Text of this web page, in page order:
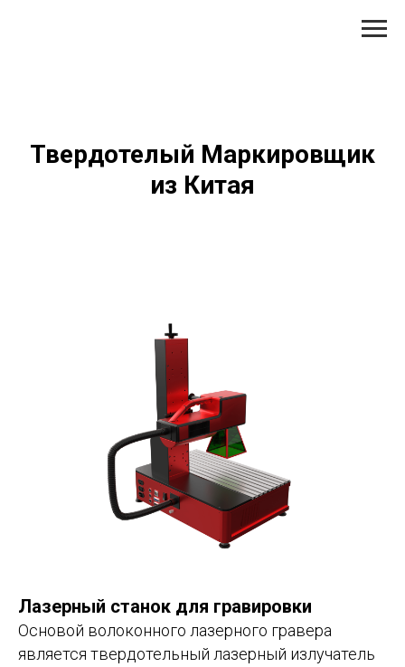
Твердотелый Маркировщик
из Китая
Лазерный станок для гравировки
Основой волоконного лазерного гравера
является твердотельный лазерный излучатель